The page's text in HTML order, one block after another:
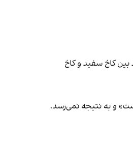
بین کاخ سفید و کاخ
و به نتیجه نمی‌رسد.